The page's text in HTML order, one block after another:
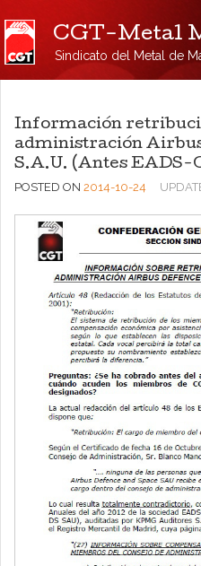
CGT-Metal
Sindicato del Metal de
Información
administración
S.A.U. (Antes EADS-
POSTED ON 2014-10-24